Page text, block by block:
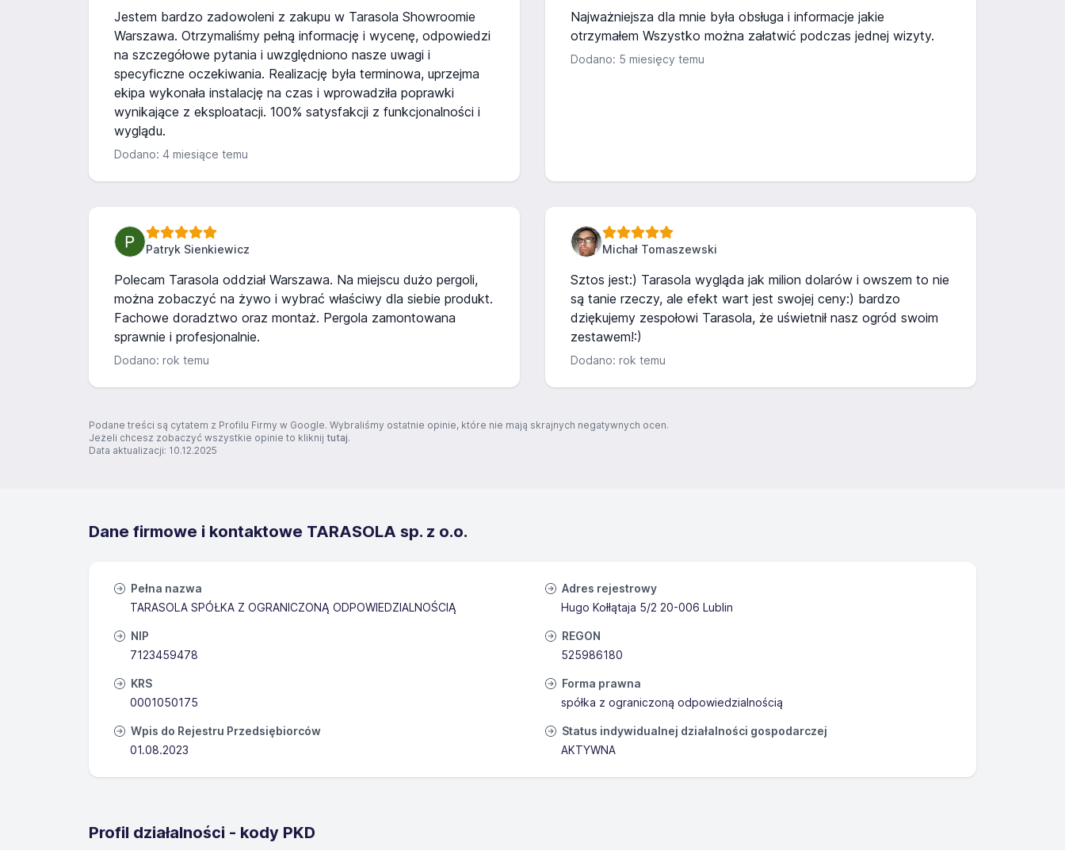
Jestem bardzo zadowoleni z zakupu w Tarasola Showroomie
Warszawa. Otrzymaliśmy pełną informację i wycenę, odpowiedzi
na szczegółowe pytania i uwzględniono nasze uwagi i
specyficzne oczekiwania. Realizację była terminowa, uprzejma
ekipa wykonała instalację na czas i wprowadziła poprawki
wynikające z eksploatacji. 100% satysfakcji z funkcjonalności i
wyglądu.
Dodano: 4 miesiące temu
Najważniejsza dla mnie była obsługa i informacje jakie
otrzymałem Wszystko można załatwić podczas jednej wizyty.
Dodano: 5 miesięcy temu
Patryk Sienkiewicz
Polecam Tarasola oddział Warszawa. Na miejscu dużo pergoli,
można zobaczyć na żywo i wybrać właściwy dla siebie produkt.
Fachowe doradztwo oraz montaż. Pergola zamontowana
sprawnie i profesjonalnie.
Dodano: rok temu
Michał Tomaszewski
Sztos jest:) Tarasola wygląda jak milion dolarów i owszem to nie
są tanie rzeczy, ale efekt wart jest swojej ceny:) bardzo
dziękujemy zespołowi Tarasola, że uświetnił nasz ogród swoim
zestawem!:)
Dodano: rok temu
Podane treści są cytatem z Profilu Firmy w Google. Wybraliśmy ostatnie opinie, które nie mają skrajnych negatywnych ocen.
Jeżeli chcesz zobaczyć wszystkie opinie to kliknij tutaj.
Data aktualizacji: 10.12.2025
Dane firmowe i kontaktowe TARASOLA sp. z o.o.
Pełna nazwa
TARASOLA SPÓŁKA Z OGRANICZONĄ ODPOWIEDZIALNOŚCIĄ
Adres rejestrowy
Hugo Kołłątaja 5/2 20-006 Lublin
NIP
7123459478
REGON
525986180
KRS
0001050175
Forma prawna
spółka z ograniczoną odpowiedzialnością
Wpis do Rejestru Przedsiębiorców
01.08.2023
Status indywidualnej działalności gospodarczej
AKTYWNA
Profil działalności - kody PKD